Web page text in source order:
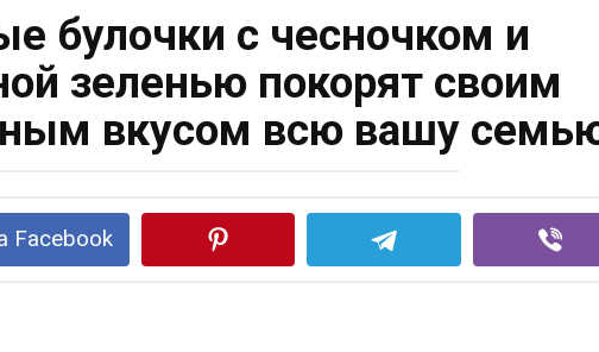
булочки с чесночком и
зеленью покорят своим
вкусом всю вашу
Facebook